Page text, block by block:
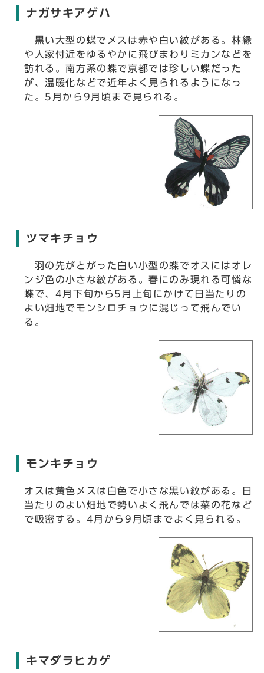
ナガサキアゲハ
黒い大型の蝶でメスは赤や白い紋がある。林縁
や人家付近をゆるやかに飛びまわりミカンなどを
訪れる。南方系の蝶で京都では珍しい蝶だった
が、温暖化などで近年よく見られるようになっ
た。5月から9月頃まで見られる。
ツマキチョウ
羽の先がとがった白い小型の蝶でオスにはオレ
ンジ色の小さな紋がある。春にのみ現れる可憐な
蝶で、4月下旬から5月上旬にかけて日当たりの
よい畑地でモンシロチョウに混じって飛んでい
る。
モンキチョウ
オスは黄色メスは白色で小さな黒い紋がある。日
当たりのよい畑地で勢いよく飛んでは菜の花など
で吸密する。4月から9月頃までよく見られる。
キマダラヒカゲ